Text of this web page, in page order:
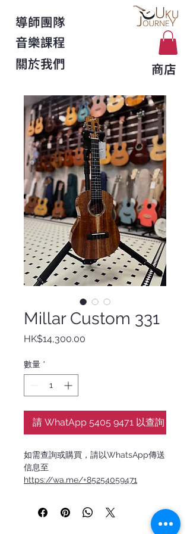
導師團隊
音樂課程
關於我們
商店
Millar Custom 331
HK$14,300.00
數量 *
請 WhatApp 5405 9471 以查詢
如需查詢或購買，請以WhatsApp傳送
信息至
https://wa.me/+85254059471
列第 331 號全球唯一手工琴款，由洪師
傅於 2025 年親手打造的頂級客製作